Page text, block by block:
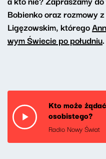
Bobienko oraz rozmowy
Ligęzowskim, którego
wym Świecie po południu.
Kto może
osobistego?
Radio Nowy Świat